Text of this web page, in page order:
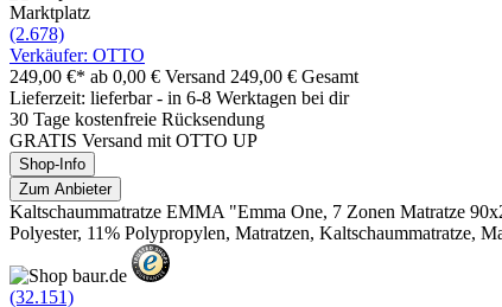
Marktplatz
(2.678)
Verkäufer: OTTO
249,00 €* ab 0,00 € Versand 249,00 € Gesamt
Lieferzeit: lieferbar - in 6-8 Werktagen bei dir
30 Tage kostenfreie Rücksendung
GRATIS Versand mit OTTO UP
Shop-Info
Zum Anbieter
Kaltschaummatratze EMMA "Emma One, 7 Zonen Matratze
Polyester, 11% Polypropylen, Matratzen, Kaltschaummatratze,
(32.151)